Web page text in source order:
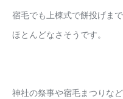
宿毛でも上棟式で餅投げま
ほとんどなさそうです。
神社の祭事や宿毛まつりな